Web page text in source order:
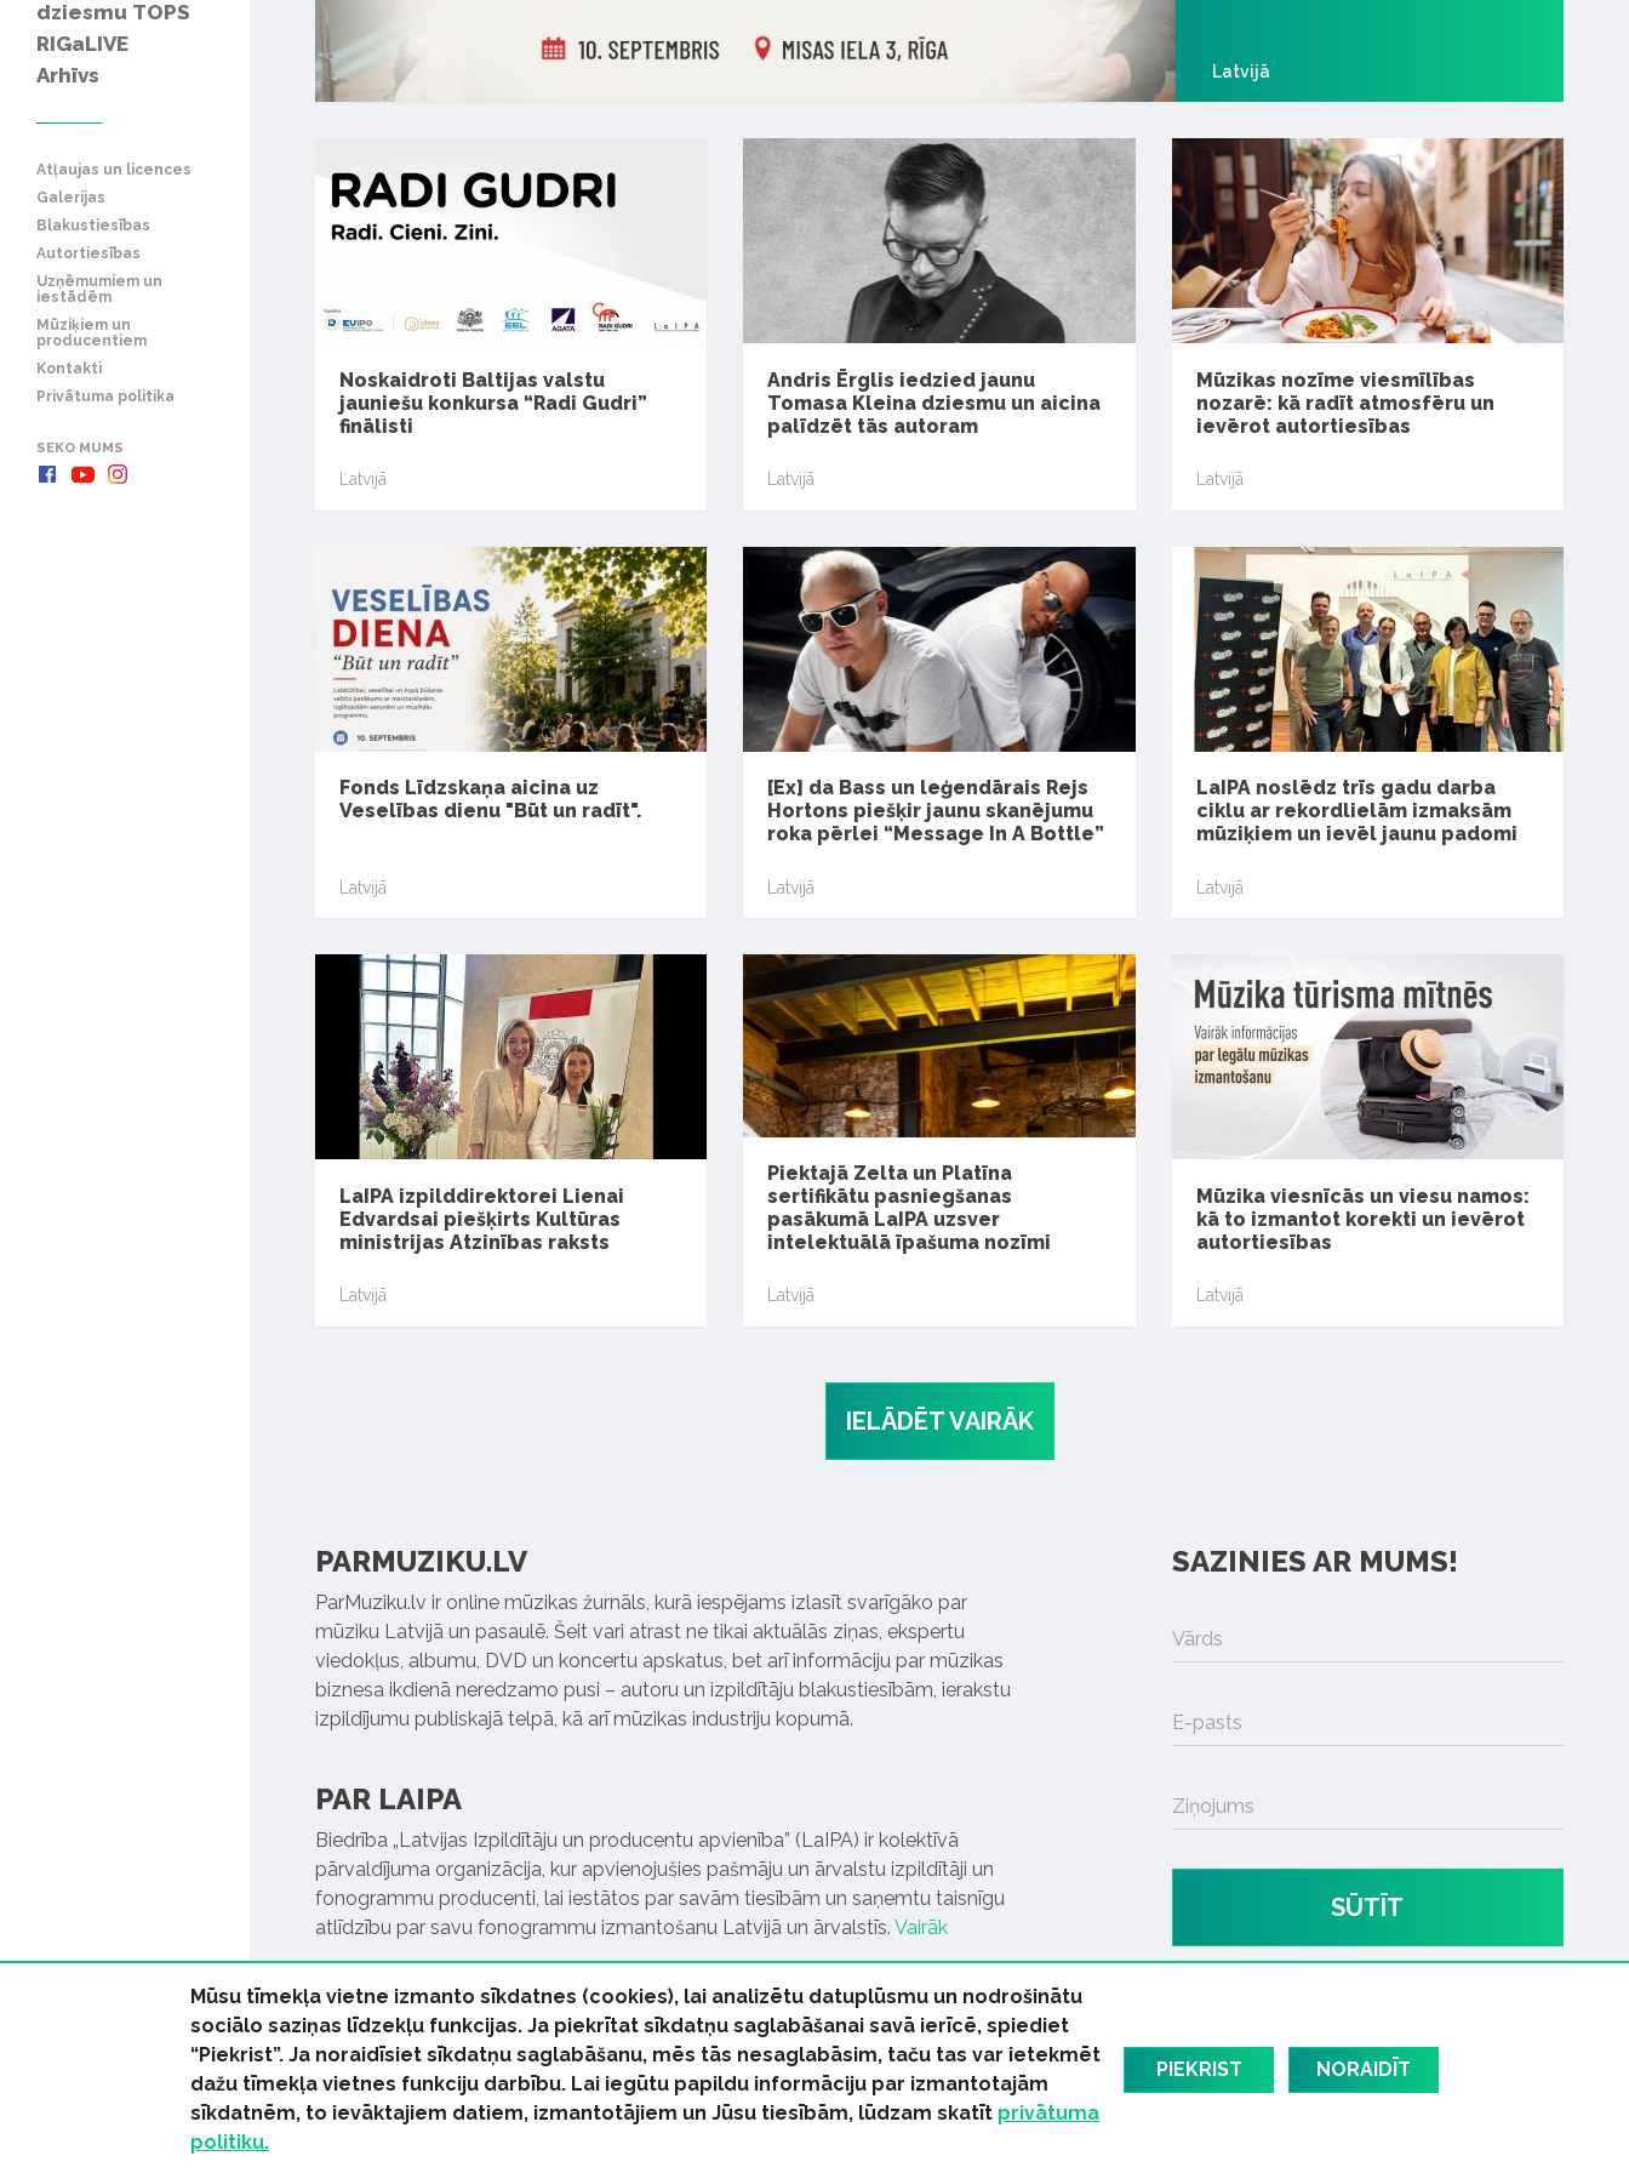
dziesmu TOPS
RIGaLIVE
Arhīvs
Atļaujas un licences
Galerijas
Blakustiesības
Autortiesības
Uzņēmumiem un
iestādēm
Mūziķiem un
producentiem
Kontakti
Privātuma politika
SEKO MUMS
Latvijā
Noskaidroti Baltijas valstu
jauniešu konkursa “Radi Gudri”
finālisti
Latvijā
Andris Ērglis iedzied jaunu
Tomasa Kleina dziesmu un aicina
palīdzēt tās autoram
Latvijā
Mūzikas nozīme viesmīlības
nozarē: kā radīt atmosfēru un
ievērot autortiesības
Latvijā
Fonds Līdzskaņa aicina uz
Veselības dienu "Būt un radīt".
Latvijā
[Ex] da Bass un leģendārais Rejs
Hortons piešķir jaunu skanējumu
roka pērlei “Message In A Bottle”
Latvijā
LaIPA noslēdz trīs gadu darba
ciklu ar rekordlielām izmaksām
mūziķiem un ievēl jaunu padomi
Latvijā
LaIPA izpilddirektorei Lienai
Edvardsai piešķirts Kultūras
ministrijas Atzinības raksts
Latvijā
Piektajā Zelta un Platīna
sertifikātu pasniegšanas
pasākumā LaIPA uzsver
intelektuālā īpašuma nozīmi
Latvijā
Mūzika viesnīcās un viesu namos:
kā to izmantot korekti un ievērot
autortiesības
Latvijā
IELĀDĒT VAIRĀK
PARMUZIKU.LV
ParMuziku.lv ir online mūzikas žurnāls, kurā iespējams izlasīt svarīgāko par
mūziku Latvijā un pasaulē. Šeit vari atrast ne tikai aktuālās ziņas, ekspertu
viedokļus, albumu, DVD un koncertu apskatus, bet arī informāciju par mūzikas
biznesa ikdienā neredzamo pusi – autoru un izpildītāju blakustiesībām, ierakstu
izpildījumu publiskajā telpā, kā arī mūzikas industriju kopumā.
PAR LAIPA
Biedrība „Latvijas Izpildītāju un producentu apvienība” (LaIPA) ir kolektīvā
pārvaldījuma organizācija, kur apvienojušies pašmāju un ārvalstu izpildītāji un
fonogrammu producenti, lai iestātos par savām tiesībām un saņemtu taisnīgu
atlīdzību par savu fonogrammu izmantošanu Latvijā un ārvalstīs. Vairāk
SAZINIES AR MUMS!
Vārds
E-pasts
Ziņojums
SŪTĪT
© 2026 parmuziku.lv, visas tiesības paturētas
Mūsu tīmekļa vietne izmanto sīkdatnes (cookies), lai analizētu datuplūsmu un nodrošinātu
sociālo saziņas līdzekļu funkcijas. Ja piekrītat sīkdatņu saglabāšanai savā ierīcē, spiediet
“Piekrist”. Ja noraidīsiet sīkdatņu saglabāšanu, mēs tās nesaglabāsim, taču tas var ietekmēt
dažu tīmekļa vietnes funkciju darbību. Lai iegūtu papildu informāciju par izmantotajām
sīkdatnēm, to ievāktajiem datiem, izmantotājiem un Jūsu tiesībām, lūdzam skatīt privātuma
politiku.
PIEKRIST NORAIDĪT